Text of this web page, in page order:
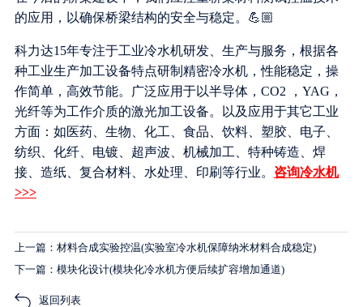
的应用，以确保桥梁结构的安全与稳定。💪🏼
科力达15年专注于工业冷水机研发、生产与服务，根据各
种工业生产加工设备特点研制精密冷水机，性能稳定，操
作简单，高效节能。广泛应用于以半导体，CO2 ，YAG，
光纤等为工作介质的激光加工设备。以及应用于其它工业
方面：如医药、生物、化工、食品、饮料、塑胶、电子、
纺织、化纤、电镀、超声波、机械加工、特种铸造、焊
接、造纸、复合材料、水处理、印刷等行业。 咨询冷水机
>>>
上一篇：材料合成实验控温(实验室冷水机保障纳米材料合成稳定)
下一篇：模块化设计(模块化冷水机方便后续扩容增加通道)
返回列表